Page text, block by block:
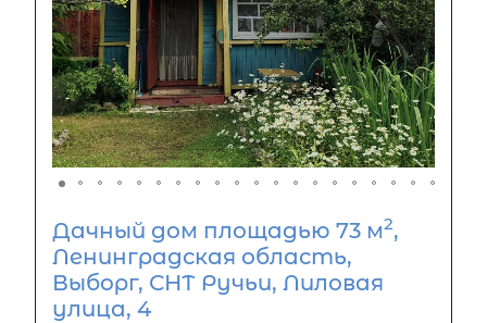
Дачный дом площадью 73 м2,
Ленинградская область,
Выборг, СНТ Ручьи, Лиловая
улица, 4